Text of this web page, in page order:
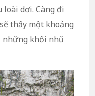
dơi. Càng đi
thấy một khoảng
những khối nhũ